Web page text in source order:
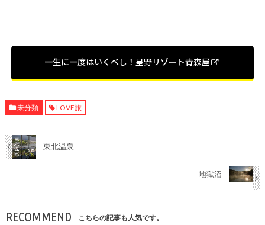
一生に一度はいくべし！星野リゾート青森屋
未分類 LOVE旅
東北温泉
地獄沼
RECOMMEND こちらの記事も人気です。